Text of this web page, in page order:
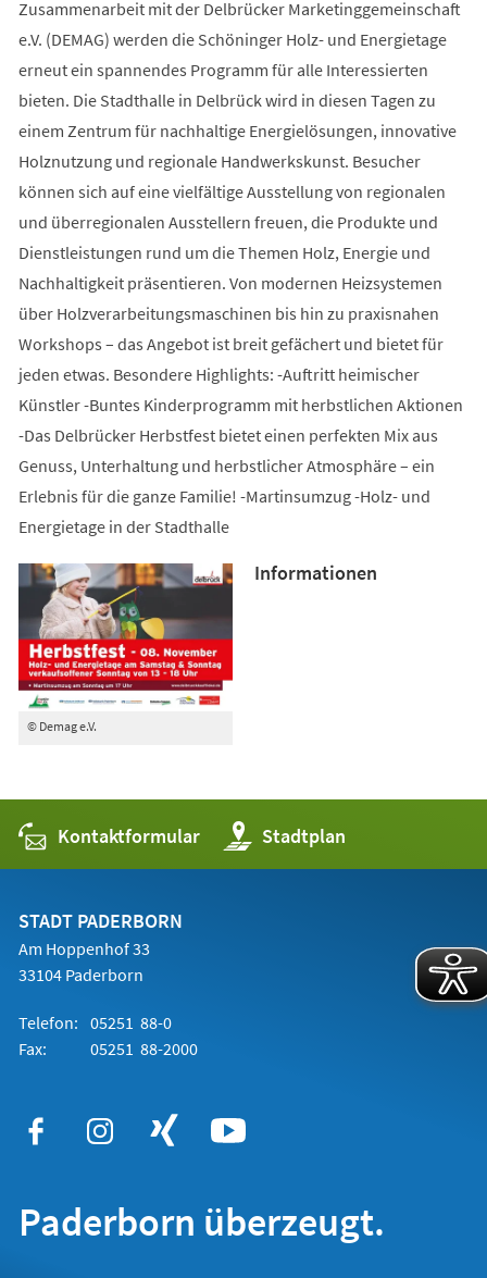
Zusammenarbeit mit der Delbrücker Marketinggemeinschaft
e.V. (DEMAG) werden die Schöninger Holz- und Energietage
erneut ein spannendes Programm für alle Interessierten
bieten. Die Stadthalle in Delbrück wird in diesen Tagen zu
einem Zentrum für nachhaltige Energielösungen, innovative
Holznutzung und regionale Handwerkskunst. Besucher
können sich auf eine vielfältige Ausstellung von regionalen
und überregionalen Ausstellern freuen, die Produkte und
Dienstleistungen rund um die Themen Holz, Energie und
Nachhaltigkeit präsentieren. Von modernen Heizsystemen
über Holzverarbeitungsmaschinen bis hin zu praxisnahen
Workshops – das Angebot ist breit gefächert und bietet für
jeden etwas. Besondere Highlights: -Auftritt heimischer
Künstler -Buntes Kinderprogramm mit herbstlichen Aktionen
-Das Delbrücker Herbstfest bietet einen perfekten Mix aus
Genuss, Unterhaltung und herbstlicher Atmosphäre – ein
Erlebnis für die ganze Familie! -Martinsumzug -Holz- und
Energietage in der Stadthalle
© Demag e.V.
Informationen
Kontaktformular Stadtplan
(Öffnet
in
einem
STADT PADERBORN
Am Hoppenhof 33
33104 Paderborn
Telefon: 05251 88-0
Fax:
05251 88-2000
Paderborn überzeugt.